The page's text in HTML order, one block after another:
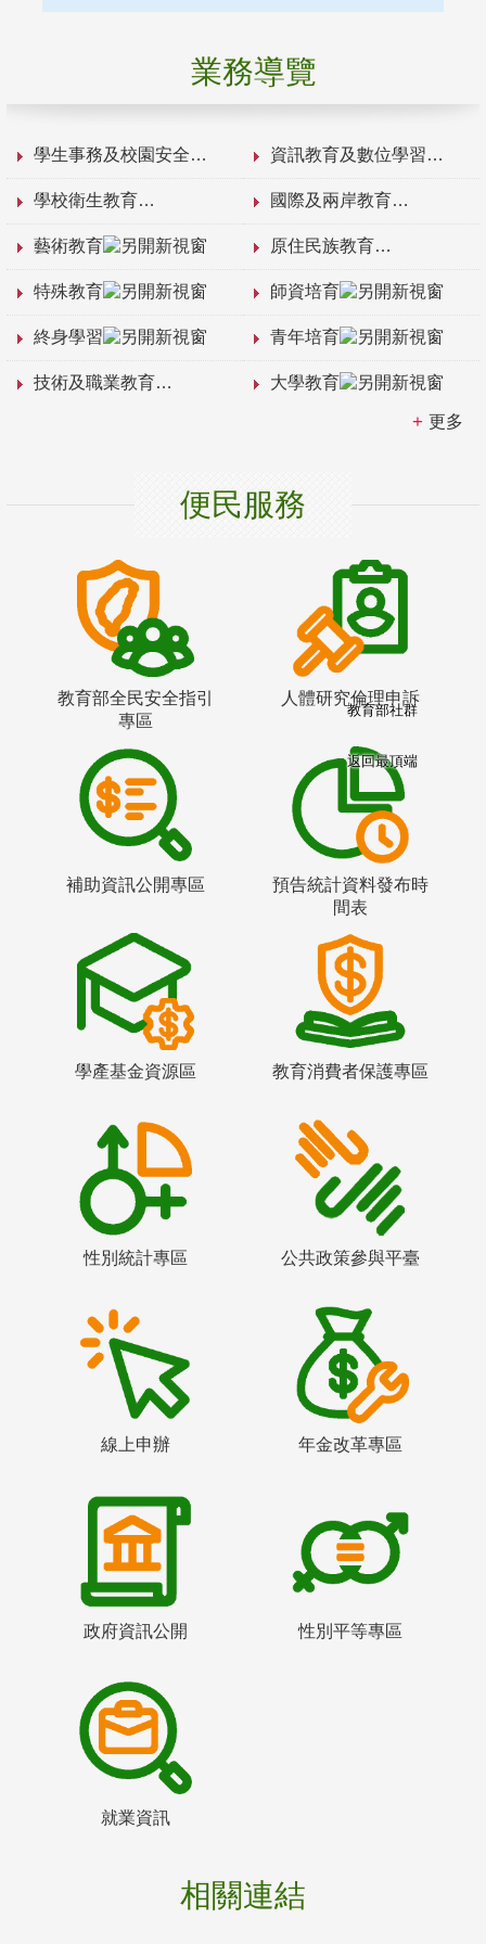
業務導覽
學生事務及校園安全 資訊教育及數位學習
學校衛生教育 國際及兩岸教育
藝術教育 原住民族教育
特殊教育 師資培育
終身學習 青年培育
技術及職業教育 大學教育
更多
便民服務
教育部全民安全指引
專區
人體研究倫理申訴
補助資訊公開專區
預告統計資料發布時
間表
學產基金資源區 教育消費者保護專區
性別統計專區 公共政策參與平臺
線上申辦 年金改革專區
政府資訊公開 性別平等專區
就業資訊
相關連結
教育部社群
返回最頂端